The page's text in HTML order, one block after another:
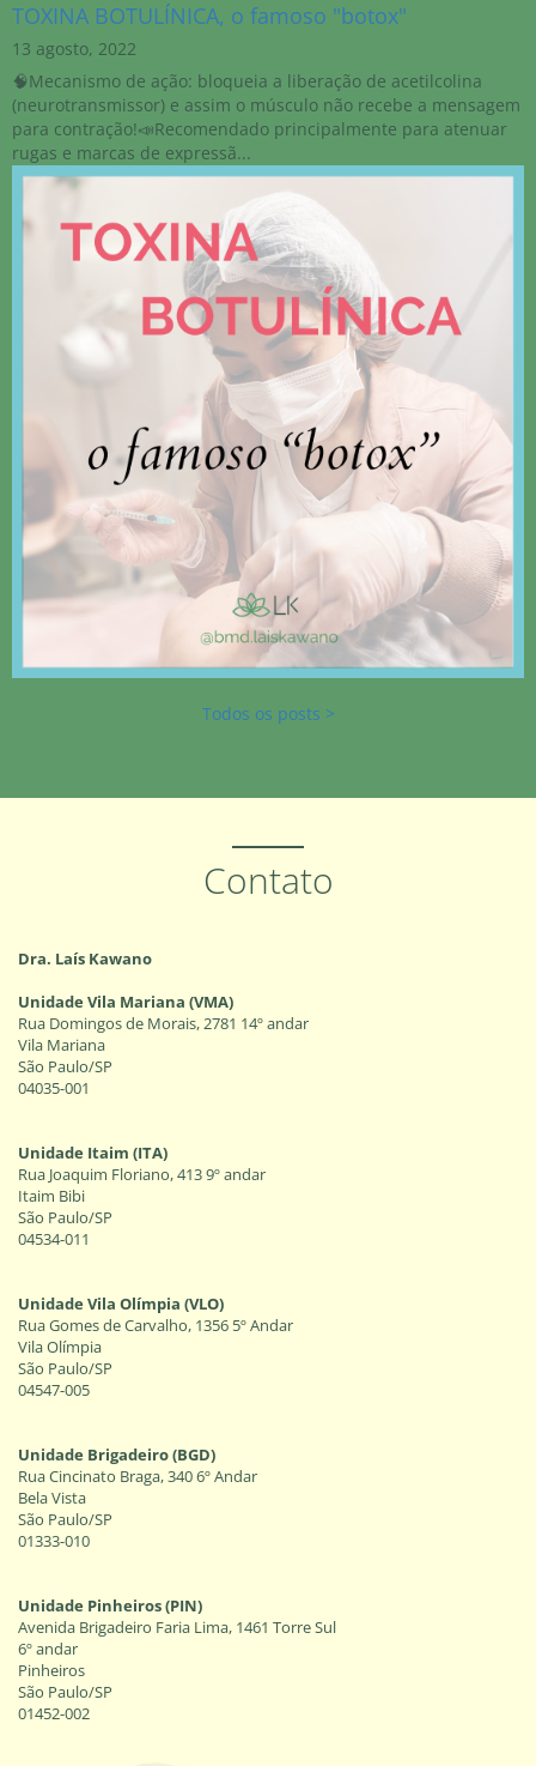
TOXINA BOTULÍNICA, o famoso "botox"
13 agosto, 2022
🧠Mecanismo de ação: bloqueia a liberação de acetilcolina
(neurotransmissor) e assim o músculo não recebe a mensagem
para contração!📣Recomendado principalmente para atenuar
rugas e marcas de expressã...
Todos os posts >
Contato
Dra. Laís Kawano
Unidade Vila Mariana (VMA)
Rua Domingos de Morais, 2781 14º andar
Vila Mariana
São Paulo/SP
04035-001
Unidade Itaim (ITA)
Rua Joaquim Floriano, 413 9º andar
Itaim Bibi
São Paulo/SP
04534-011
Unidade Vila Olímpia (VLO)
Rua Gomes de Carvalho, 1356 5º Andar
Vila Olímpia
São Paulo/SP
04547-005
Unidade Brigadeiro (BGD)
Rua Cincinato Braga, 340 6º Andar
Bela Vista
São Paulo/SP
01333-010
Unidade Pinheiros (PIN)
Avenida Brigadeiro Faria Lima, 1461 Torre Sul
6º andar
Pinheiros
São Paulo/SP
01452-002